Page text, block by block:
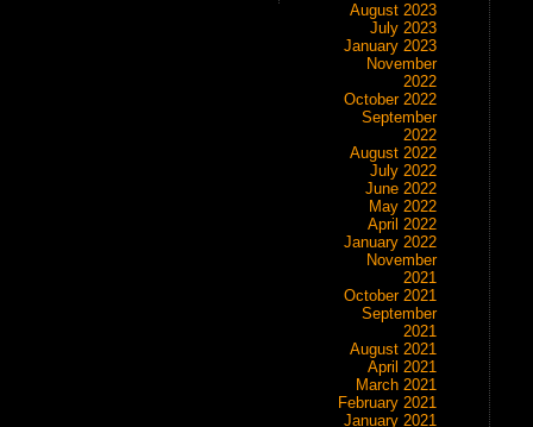
August 2023
July 2023
January 2023
November
2022
October 2022
September
2022
August 2022
July 2022
June 2022
May 2022
April 2022
January 2022
November
2021
October 2021
September
2021
August 2021
April 2021
March 2021
February 2021
January 2021